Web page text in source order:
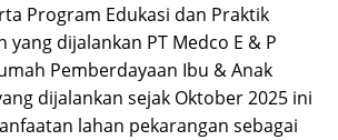
Program Edukasi dan Praktik
yang dijalankan PT Medco E & P
Pemberdayaan Ibu & Anak
dijalankan sejak Oktober 2025 ini
lahan pekarangan sebagai